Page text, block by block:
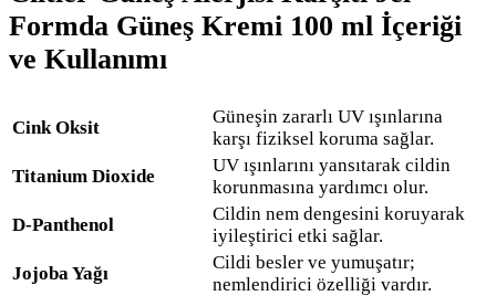
Formda Güneş Kremi 100 ml İçeriği
ve Kullanımı
Cink Oksit
Güneşin zararlı UV ışınlarına
karşı fiziksel koruma sağlar.
Titanium Dioxide
UV ışınlarını yansıtarak cildin
korunmasına yardımcı olur.
D-Panthenol
Cildin nem dengesini koruyarak
iyileştirici etki sağlar.
Jojoba Yağı
Cildi besler ve yumuşatır;
nemlendirici özelliği vardır.